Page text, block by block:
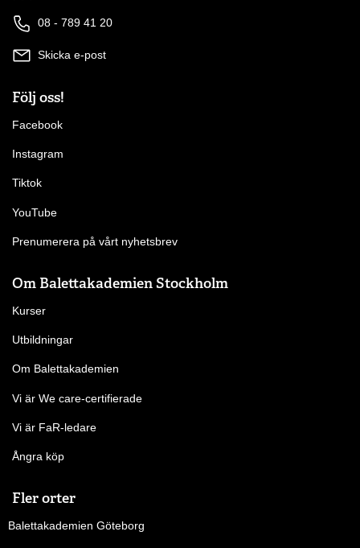
08 - 789 41 20
Skicka e-post
Följ oss!
Facebook
Instagram
Tiktok
YouTube
Prenumerera på vårt nyhetsbrev
Om Balettakademien Stockholm
Kurser
Utbildningar
Om Balettakademien
Vi är We care-certifierade
Vi är FaR-ledare
Ångra köp
Fler orter
Balettakademien Göteborg